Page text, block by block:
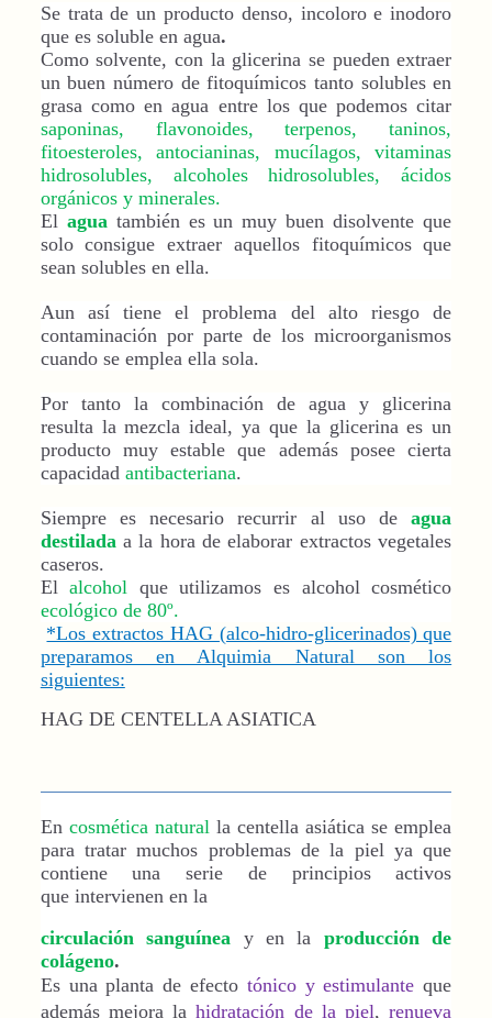
Se trata de un producto denso, incoloro e inodoro
que es soluble en agua.
Como solvente, con la glicerina se pueden extraer
un buen número de fitoquímicos tanto solubles en
grasa como en agua entre los que podemos citar
saponinas, flavonoides, terpenos, taninos,
fitoesteroles, antocianinas, mucílagos, vitaminas
hidrosolubles, alcoholes hidrosolubles, ácidos
orgánicos y minerales.
El agua también es un muy buen disolvente que
solo consigue extraer aquellos fitoquímicos que
sean solubles en ella.
Aun así tiene el problema del alto riesgo de
contaminación por parte de los microorganismos
cuando se emplea ella sola.
Por tanto la combinación de agua y glicerina
resulta la mezcla ideal, ya que la glicerina es un
producto muy estable que además posee cierta
capacidad antibacteriana.
Siempre es necesario recurrir al uso deagua
destilada a la hora de elaborar extractos vegetales
caseros.
Elalcohol que utilizamos es alcohol cosmético
ecológico de 80º.
*Los extractos HAG (alco-hidro-glicerinados) que
preparamos en Alquimia Natural son los
siguientes:
HAG DE CENTELLA ASIATICA
En cosmética naturalla centella asiática se emplea
para tratar muchos problemas de la piel ya que
contiene una serie de principios activos
que intervienen en la
circulación sanguínea y en la producción de
colágeno.
Es una planta de efecto tónico y estimulante que
además mejora lahidratación de la piel,renueva